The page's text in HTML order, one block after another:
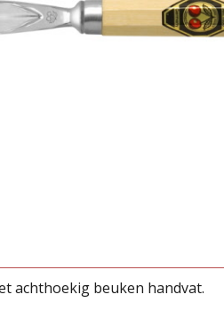
achthoekig beuken handvat.